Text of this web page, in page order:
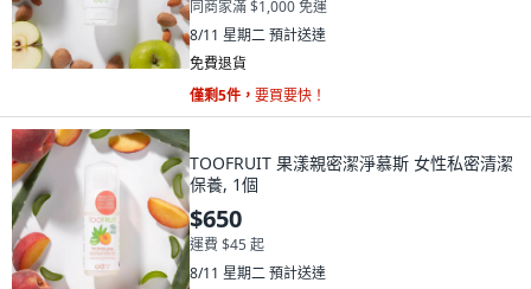
同商家滿 $1,000 免運
8/11 星期二預計送達
免費退貨
僅剩5件， 要買要快！
TOOFRUIT 果漾親密潔淨慕斯 女性私密清潔
保養, 1個
$650
運費 $45 起
8/11 星期二預計送達